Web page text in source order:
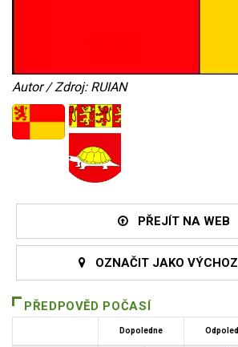
Autor / Zdroj: RUIAN
PŘEJÍT NA WEB
OZNAČIT JAKO
PŘEDPOVĚD POČASÍ
Dopoledne